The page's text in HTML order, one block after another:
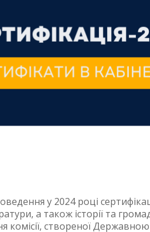
у 2024 році
а також історії та
комісії, створеної